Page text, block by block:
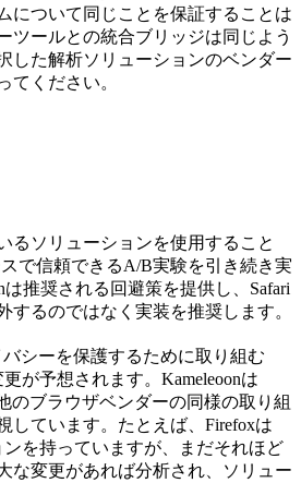
について同じことを保証することは
ツールとの統合ブリッジは同じよう
した解析ソリューションのベンダー
てください。
るソリューションを使用すること
で信頼できるA/B実験を引き続き実
は推奨される回避策を提供し、Safari
するのではなく実装を推奨します。
シーを保護するために取り組む
が予想されます。Kameleoonは
のブラウザベンダーの同様の取り組
しています。たとえば、Firefoxは
を持っていますが、まだそれほど
な変更があれば分析され、ソリュー